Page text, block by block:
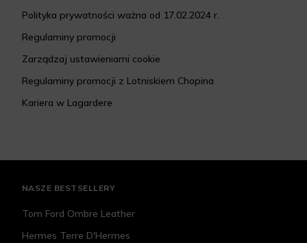
Polityka prywatności ważna od 17.02.2024 r.
Regulaminy promocji
Zarządzaj ustawieniami cookie
Regulaminy promocji z Lotniskiem Chopina
Kariera w Lagardere
NASZE BESTSELLERY
Tom Ford Ombre Leather
Hermes Terre D'Hermes